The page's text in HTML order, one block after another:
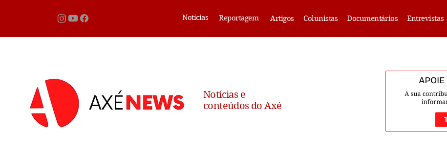
Notícias Reportagem Artigos Colunistas Documentários Entrevistas
Notícias e
conteúdos do Axé